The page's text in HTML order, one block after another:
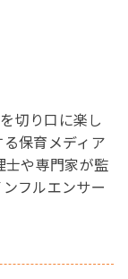
切り口に楽し
保育メディア
士や専門家が監
フルエンサー